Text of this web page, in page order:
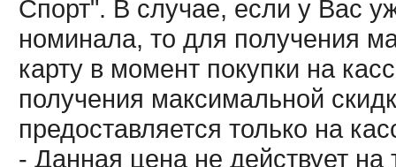
Спорт". В случае, если у Вас
номинала, то для получения
карту в момент покупки на
получения максимальной
предоставляется только на
- Данная цена не действует